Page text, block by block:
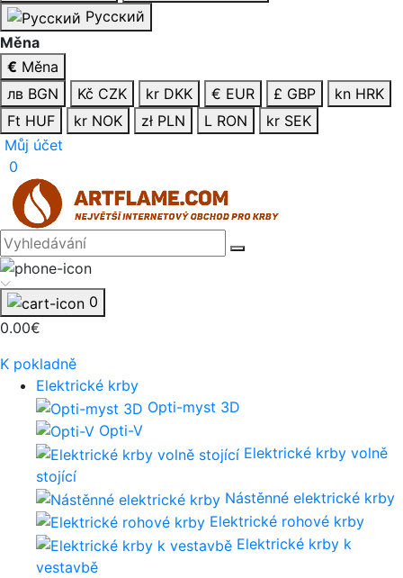
Русский
Měna
€ Měna
лв BGN
Kč CZK kr DKK € EUR £ GBP
kn HRK
Ft HUF
kr NOK zł PLN L RON
kr SEK
Můj účet
0
0
0.00€
K pokladně
Elektrické krby
Opti-myst 3D
Opti-V
Elektrické krby volně
stojící
Nástěnné elektrické krby
Elektrické rohové krby
Elektrické krby k
vestavbě